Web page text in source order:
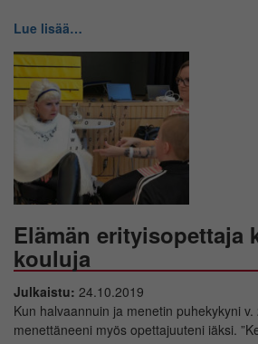
Lue lisää…
Elämän erityisopettaja
kouluja
Julkaistu: 24.10.2019
Kun halvaannuin ja menetin puhekykyni v.
menettäneeni myös opettajuuteni iäksi.